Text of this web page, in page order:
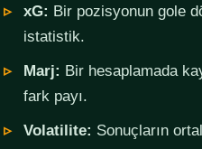
xG: Bir pozisyonun gole
istatistik.
Marj: Bir hesaplamada
fark payı.
Volatilite: Sonuçların